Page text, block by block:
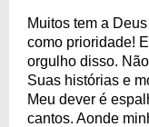
Muitos tem a
como prioridade!
orgulho disso.
Suas histórias e
Meu dever é
cantos. Aonde